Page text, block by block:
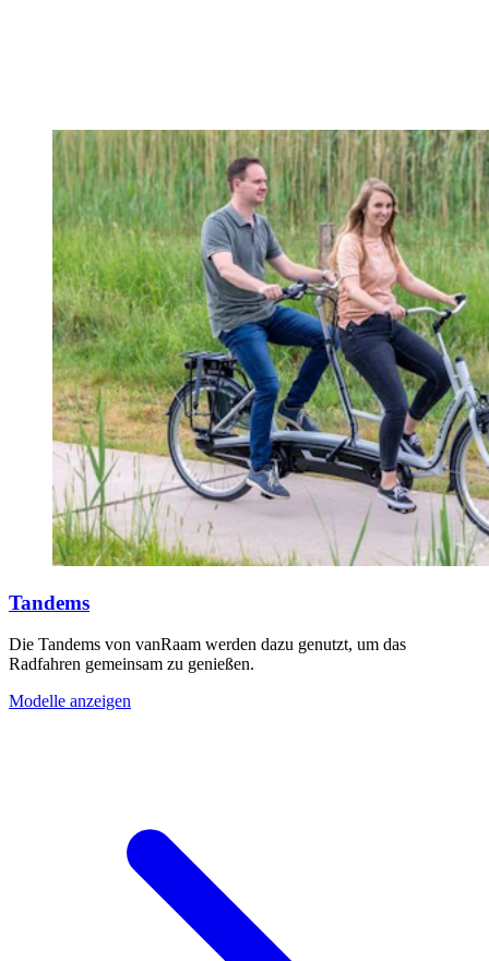
Tandems
Die Tandems von vanRaam werden dazu genutzt, um das
Radfahren gemeinsam zu genießen.
Modelle anzeigen